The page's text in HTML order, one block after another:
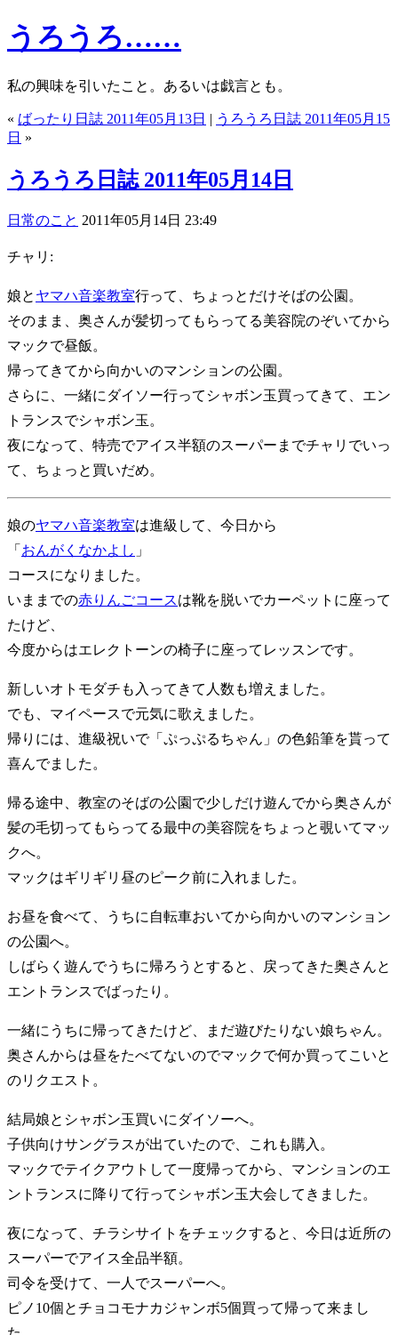
うろうろ……
私の興味を引いたこと。あるいは戯言とも。
« ばったり日誌 2011年05月13日 | うろうろ日誌 2011年05月15
日 »
うろうろ日誌 2011年05月14日
日常のこと 2011年05月14日 23:49
チャリ:
娘と ヤマハ音楽教室行って、ちょっとだけそばの公園。
そのまま、奥さんが髪切ってもらってる美容院のぞいてから
マックで昼飯。
帰ってきてから向かいのマンションの公園。
さらに、一緒にダイソー行ってシャボン玉買ってきて、エン
トランスでシャボン玉。
夜になって、特売でアイス半額のスーパーまでチャリでいっ
て、ちょっと買いだめ。
娘のヤマハ音楽教室は進級して、今日から
「 おんがくなかよし 」
コースになりました。
いままでの赤りんごコースは靴を脱いでカーペットに座って
たけど、
今度からはエレクトーンの椅子に座ってレッスンです。
新しいオトモダチも入ってきて人数も増えました。
でも、マイペースで元気に歌えました。
帰りには、進級祝いで「ぷっぷるちゃん」の色鉛筆を貰って
喜んでました。
帰る途中、教室のそばの公園で少しだけ遊んでから奥さんが
髪の毛切ってもらってる最中の美容院をちょっと覗いてマッ
クへ。
マックはギリギリ昼のピーク前に入れました。
お昼を食べて、うちに自転車おいてから向かいのマンション
の公園へ。
しばらく遊んでうちに帰ろうとすると、戻ってきた奥さんと
エントランスでばったり。
一緒にうちに帰ってきたけど、まだ遊びたりない娘ちゃん。
奥さんからは昼をたべてないのでマックで何か買ってこいと
のリクエスト。
結局娘とシャボン玉買いにダイソーへ。
子供向けサングラスが出ていたので、これも購入。
マックでテイクアウトして一度帰ってから、マンションのエ
ントランスに降りて行ってシャボン玉大会してきました。
夜になって、チラシサイトをチェックすると、今日は近所の
スーパーでアイス全品半額。
司令を受けて、一人でスーパーへ。
ピノ10個とチョコモナカジャンボ5個買って帰って来まし